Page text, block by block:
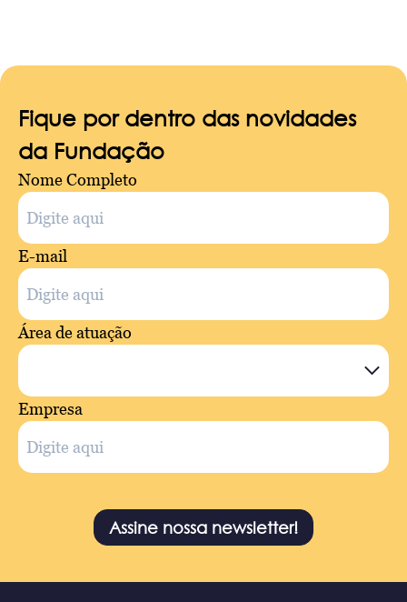
Fique por dentro das novidades
da Fundação
Nome Completo
E-mail
Área de atuação
Empresa
Assine nossa newsletter!